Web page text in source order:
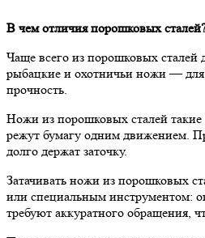
В чем отличия порошковых
Чаще всего из порошковых сталей
рыбацкие и охотничьи ножи —
прочность.
Ножи из порошковых сталей такие
режут бумагу одним движением.
долго держат заточку.
Затачивать ножи из порошковых
или специальным инструментом:
требуют аккуратного обращения,